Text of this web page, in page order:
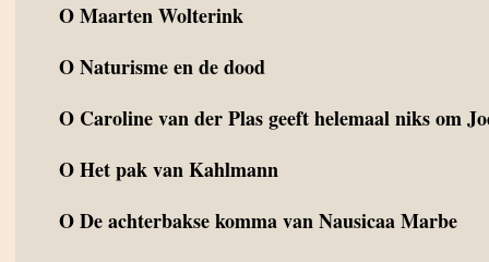
OMaarten Wolterink
ONaturisme en de dood
O Caroline van der Plas geeft helemaal niks om
OHet pak van Kahlmann
ODe achterbakse komma van Nausicaa Marbe